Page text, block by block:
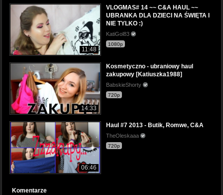
11:48
VLOGMAS# 14 ~~ C&A HAUL ~~
UBRANKA DLA DZIECI NA ŚWIĘTA I
NIE TYLKO :)
KatiGol83
1080p
14:33
Kosmetyczno - ubraniowy haul
zakupowy [Katiuszka1988]
BabskieShorty
720p
06:46
Haul #7 2013 - Butik, Romwe, C&A
TheOleskaaa
720p
Komentarze